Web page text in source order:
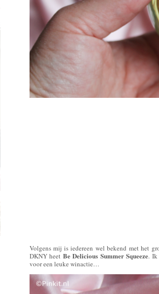
Volgens mij is iedereen wel bekend met het
DKNY heet Be Delicious Summer Squeeze. Ik
voor een leuke winactie…